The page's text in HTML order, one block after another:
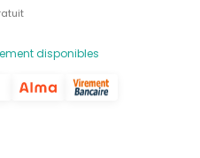
disponibles